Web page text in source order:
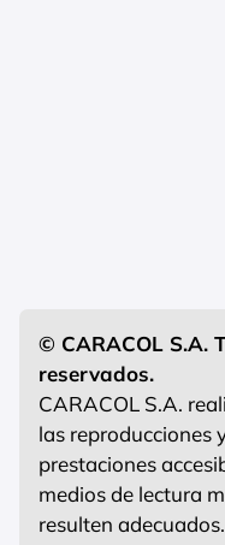
© CARACOL S.A.
reservados.
CARACOL S.A.
las reproducciones
prestaciones
medios de lectura
resulten adecuados.